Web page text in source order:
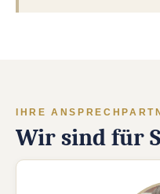
IHRE
Wir sind für